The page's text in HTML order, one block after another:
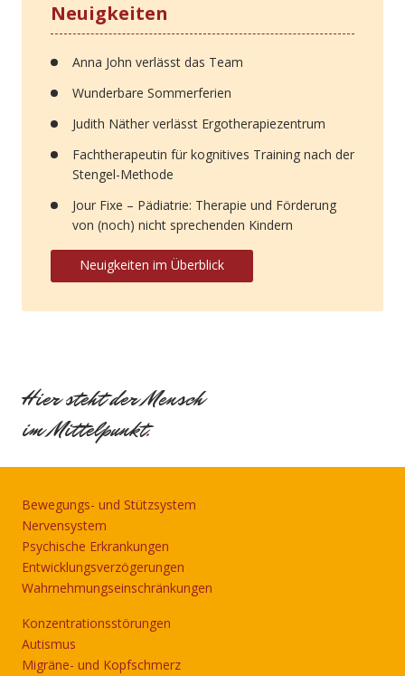
Neuigkeiten
Anna John verlässt das Team
Wunderbare Sommerferien
Judith Näther verlässt Ergotherapiezentrum
Fachtherapeutin für kognitives Training nach der
Stengel-Methode
Jour Fixe – Pädiatrie: Therapie und Förderung
von (noch) nicht sprechenden Kindern
Neuigkeiten im Überblick
Hier steht der Mensch
im Mittelpunkt.
Bewegungs- und Stützsystem
Nervensystem
Psychische Erkrankungen
Entwicklungsverzögerungen
Wahrnehmungseinschränkungen
Konzentrationsstörungen
Autismus
Migräne- und Kopfschmerz